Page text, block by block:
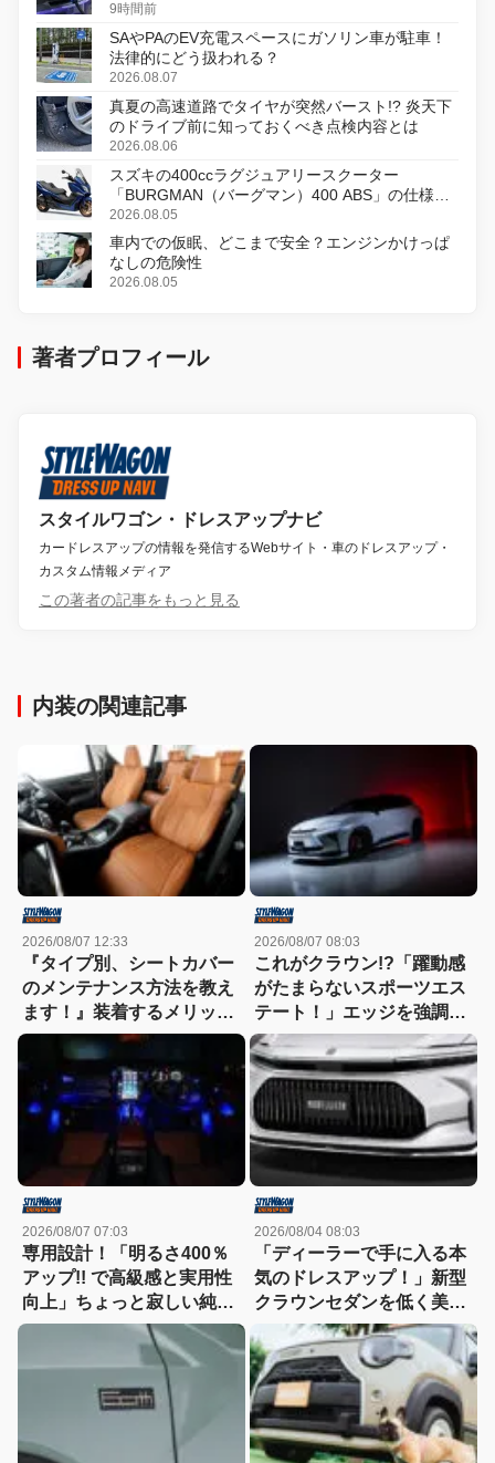
9時間前
SAやPAのEV充電スペースにガソリン車が駐車！
法律的にどう扱われる？
2026.08.07
真夏の高速道路でタイヤが突然バースト!? 炎天下
のドライブ前に知っておくべき点検内容とは
2026.08.06
スズキの400ccラグジュアリースクーター
「BURGMAN（バーグマン）400 ABS」の仕様を
変更し、8月18日に発売
2026.08.05
車内での仮眠、どこまで安全？エンジンかけっぱ
なしの危険性
2026.08.05
著者プロフィール
スタイルワゴン・ドレスアップナビ
カードレスアップの情報を発信するWebサイト・車のドレスアップ・
カスタム情報メディア
この著者の記事をもっと見る
内装の関連記事
2026/08/07 12:33
『タイプ別、シートカバー
のメンテナンス方法を教え
ます！』装着するメリット
も紹介！
2026/08/07 08:03
これがクラウン!?「躍動感
がたまらないスポーツエス
テート！」エッジを強調し
たエアロに22インチホイー
ルで武装
2026/08/07 07:03
専用設計！「明るさ400％
アップ!! で高級感と実用性
向上」ちょっと寂しい純正
室内照明をグレードアップ
2026/08/04 08:03
「ディーラーで手に入る本
気のドレスアップ！」新型
クラウンセダンを低く美し
く魅せるモデリスタの流儀